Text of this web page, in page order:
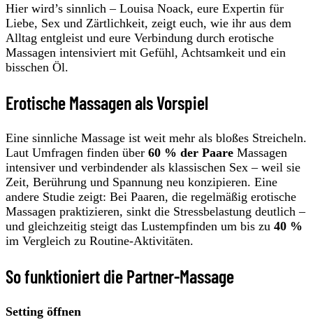
Hier wird’s sinnlich – Louisa Noack, eure Expertin für
Liebe, Sex und Zärtlichkeit, zeigt euch, wie ihr aus dem
Alltag entgleist und eure Verbindung durch erotische
Massagen intensiviert mit Gefühl, Achtsamkeit und ein
bisschen Öl.
Erotische Massagen als Vorspiel
Eine sinnliche Massage ist weit mehr als bloßes Streicheln.
Laut Umfragen finden über 60 % der Paare Massagen
intensiver und verbindender als klassischen Sex – weil sie
Zeit, Berührung und Spannung neu konzipieren. Eine
andere Studie zeigt: Bei Paaren, die regelmäßig erotische
Massagen praktizieren, sinkt die Stressbelastung deutlich –
und gleichzeitig steigt das Lustempfinden um bis zu 40 %
im Vergleich zu Routine-Aktivitäten.
So funktioniert die Partner-Massage
Setting öffnen